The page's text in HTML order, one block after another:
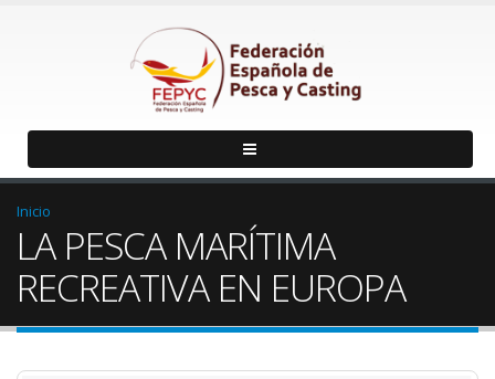
Inicio
LA PESCA MARÍTIMA
RECREATIVA EN EUROPA